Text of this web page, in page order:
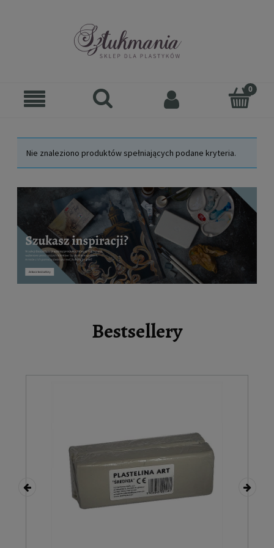
Nie znaleziono produktów spełniających podane kryteria.
Bestsellery